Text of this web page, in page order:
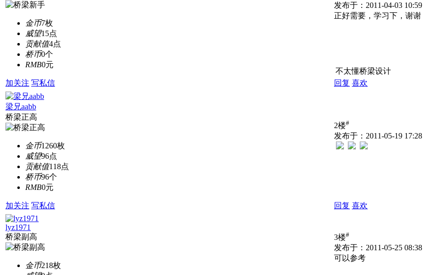
金币7枚
威望15点
贡献值4点
桥币0个
RMB0元
加关注 写私信
发布于：2011-04-03 10:59
正好需要，学习下，谢谢
不太懂桥梁设计
回复 喜欢
梁兄aabb
桥梁正高
金币1260枚
威望96点
贡献值118点
桥币96个
RMB0元
加关注 写私信
2楼#
发布于：2011-05-19 17:28
回复 喜欢
lyz1971
桥梁副高
金币218枚
3楼#
发布于：2011-05-25 08:38
可以参考